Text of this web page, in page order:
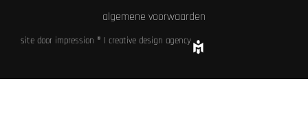
algemene voorwaarden
site door impression ® | creative design agency